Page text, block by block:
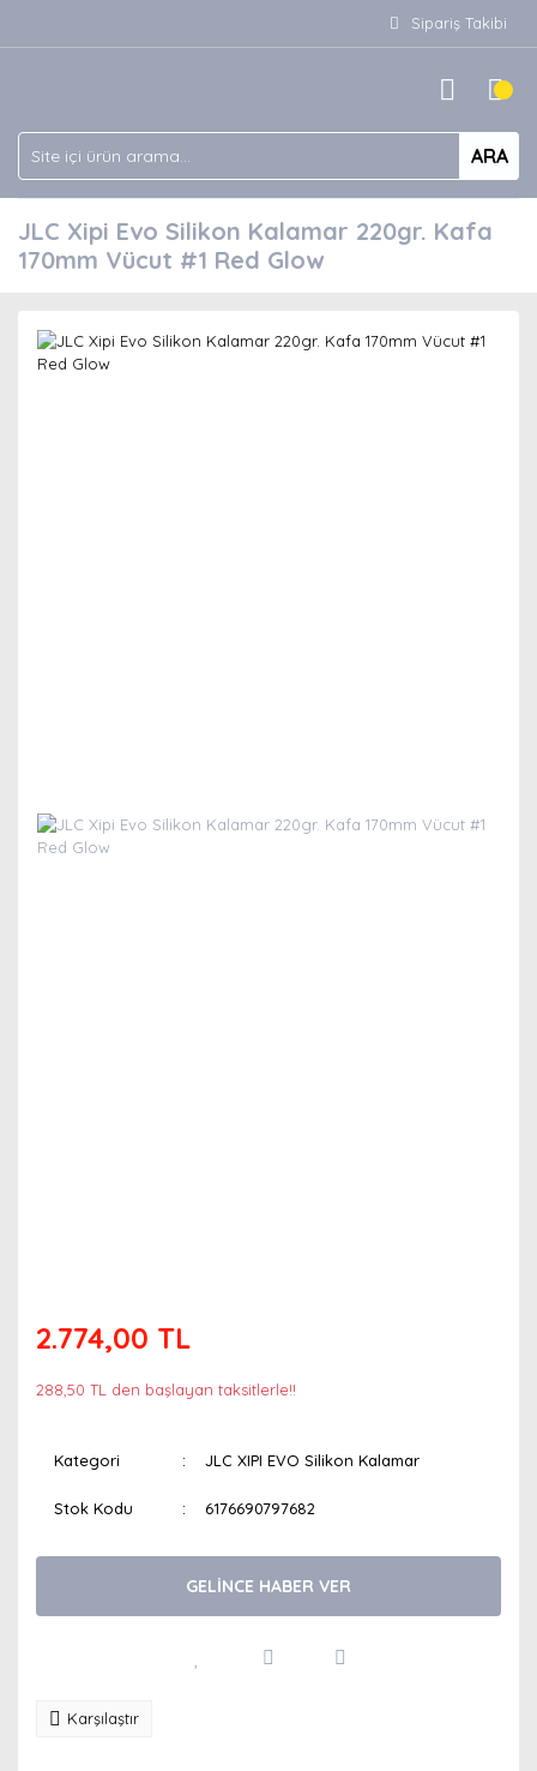
Sipariş Takibi
ARA
JLC Xipi Evo Silikon Kalamar 220gr. Kafa
170mm Vücut #1 Red Glow
2.774,00 TL
288,50 TL den başlayan taksitlerle!!
Kategori JLC XIPI EVO Silikon Kalamar
Stok Kodu 6176690797682
GELİNCE HABER VER
Karşılaştır